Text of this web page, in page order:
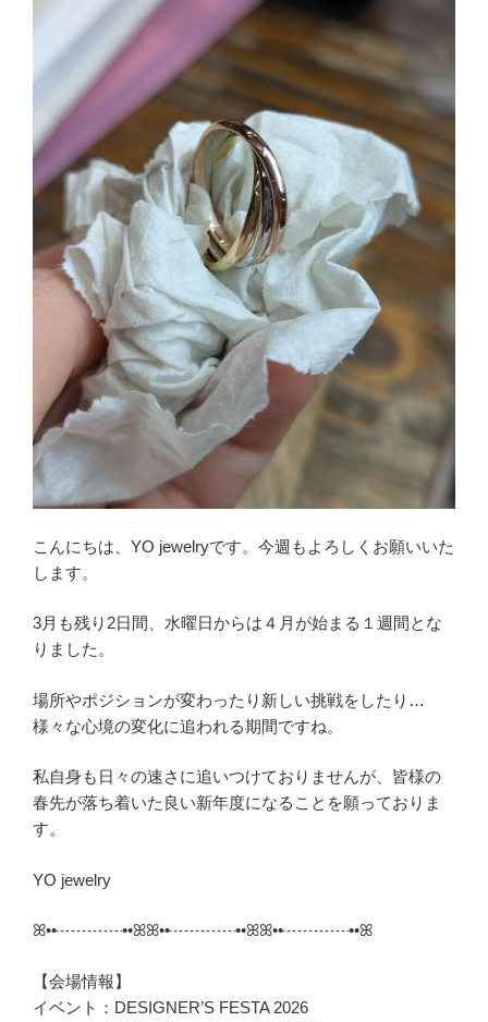
こんにちは、YO jewelryです。今週もよろしくお願いいた
します。
3月も残り2日間、水曜日からは４月が始まる１週間とな
りました。
場所やポジションが変わったり新しい挑戦をしたり…
様々な心境の変化に追われる期間ですね。
私自身も日々の速さに追いつけておりませんが、皆様の
春先が落ち着いた良い新年度になることを願っておりま
す。
YO jewelry
ꕤ••┈┈┈┈••ꕤꕤ••┈┈┈┈••ꕤꕤ••┈┈┈┈••ꕤ
【会場情報】
イベント：DESIGNER’S FESTA 2026